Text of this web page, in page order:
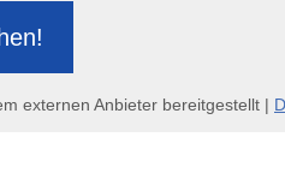
externen Anbieter bereitgestellt |